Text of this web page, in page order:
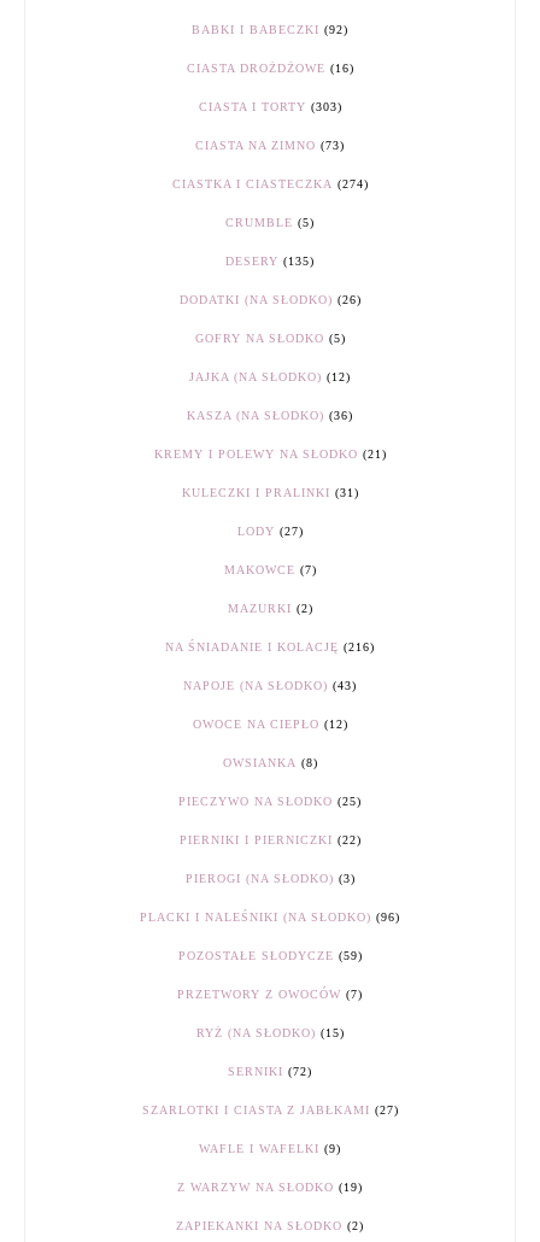
BABKI I BABECZKI (92)
CIASTA DROŻDŻOWE (16)
CIASTA I TORTY (303)
CIASTA NA ZIMNO (73)
CIASTKA I CIASTECZKA (274)
CRUMBLE (5)
DESERY (135)
DODATKI (NA SŁODKO) (26)
GOFRY NA SŁODKO (5)
JAJKA (NA SŁODKO) (12)
KASZA (NA SŁODKO) (36)
KREMY I POLEWY NA SŁODKO (21)
KULECZKI I PRALINKI (31)
LODY (27)
MAKOWCE (7)
MAZURKI (2)
NA ŚNIADANIE I KOLACJĘ (216)
NAPOJE (NA SŁODKO) (43)
OWOCE NA CIEPŁO (12)
OWSIANKA (8)
PIECZYWO NA SŁODKO (25)
PIERNIKI I PIERNICZKI (22)
PIEROGI (NA SŁODKO) (3)
PLACKI I NALEŚNIKI (NA SŁODKO) (96)
POZOSTAŁE SŁODYCZE (59)
PRZETWORY Z OWOCÓW (7)
RYŻ (NA SŁODKO) (15)
SERNIKI (72)
SZARLOTKI I CIASTA Z JABŁKAMI (27)
WAFLE I WAFELKI (9)
Z WARZYW NA SŁODKO (19)
ZAPIEKANKI NA SŁODKO (2)